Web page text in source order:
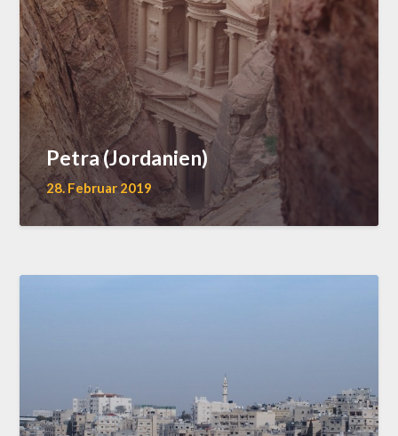
Petra (Jordanien)
28. Februar 2019